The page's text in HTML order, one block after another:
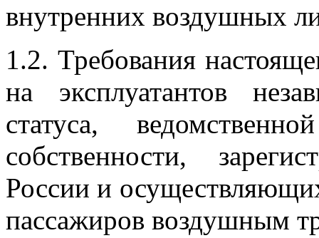
внутренних воздушных
1.2. Требования
на эксплуатантов
статуса,
собственности,
России и
пассажиров воздушным